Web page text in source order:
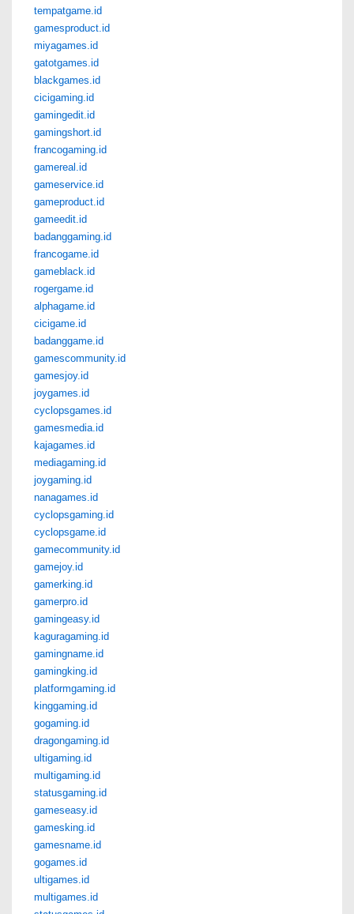
tempatgame.id
gamesproduct.id
miyagames.id
gatotgames.id
blackgames.id
cicigaming.id
gamingedit.id
gamingshort.id
francogaming.id
gamereal.id
gameservice.id
gameproduct.id
gameedit.id
badanggaming.id
francogame.id
gameblack.id
rogergame.id
alphagame.id
cicigame.id
badanggame.id
gamescommunity.id
gamesjoy.id
joygames.id
cyclopsgames.id
gamesmedia.id
kajagames.id
mediagaming.id
joygaming.id
nanagames.id
cyclopsgaming.id
cyclopsgame.id
gamecommunity.id
gamejoy.id
gamerking.id
gamerpro.id
gamingeasy.id
kaguragaming.id
gamingname.id
gamingking.id
platformgaming.id
kinggaming.id
gogaming.id
dragongaming.id
ultigaming.id
multigaming.id
statusgaming.id
gameseasy.id
gamesking.id
gamesname.id
gogames.id
ultigames.id
multigames.id